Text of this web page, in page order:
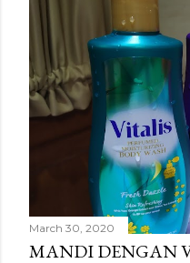
March 30, 2020
MANDI DENGAN